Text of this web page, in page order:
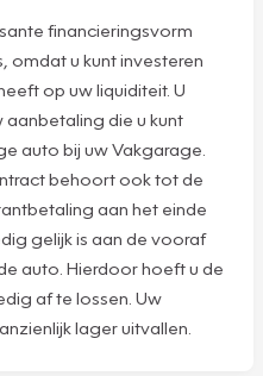
financieringsvorm
omdat u kunt investeren
op uw liquiditeit. U
die u kunt
auto bij uw Vakgarage.
behoort ook tot de
aan het einde
gelijk is aan de vooraf
auto. Hierdoor hoeft u de
af te lossen. Uw
lager uitvallen.